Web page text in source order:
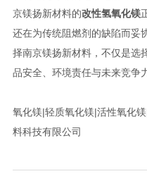
京镁扬新材料的改性氢氧化镁
还在为传统阻燃剂的缺陷而妥
择南京镁扬新材料，不仅是选
品安全、环境责任与未来竞争
氧化镁|轻质氧化镁|活性氧化
料科技有限公司